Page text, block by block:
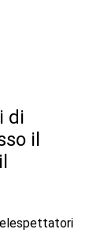
di
il